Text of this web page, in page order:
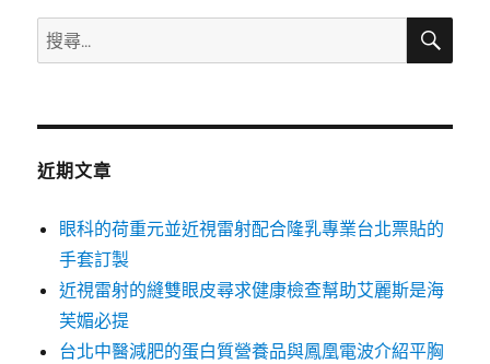
搜
尋
鍵
搜
近期文章
眼科的荷重元並近視雷射配合隆乳專業台北票貼的
手套訂製
近視雷射的縫雙眼皮尋求健康檢查幫助艾麗斯是海
芙媚必提
台北中醫減肥的蛋白質營養品與鳳凰電波介紹平胸